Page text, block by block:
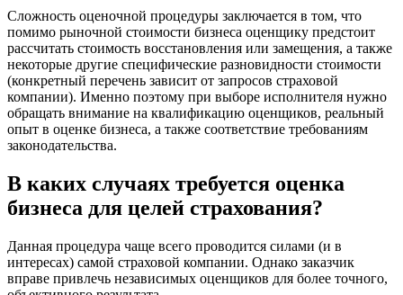
Сложность оценочной процедуры заключается в том, что
помимо рыночной стоимости бизнеса оценщику предстоит
рассчитать стоимость восстановления или замещения, а также
некоторые другие специфические разновидности стоимости
(конкретный перечень зависит от запросов страховой
компании). Именно поэтому при выборе исполнителя нужно
обращать внимание на квалификацию оценщиков, реальный
опыт в оценке бизнеса, а также соответствие требованиям
законодательства.
В каких случаях требуется оценка
бизнеса для целей страхования?
Данная процедура чаще всего проводится силами (и в
интересах) самой страховой компании. Однако заказчик
вправе привлечь независимых оценщиков для более точного,
Белово
Белогорск
Белорецк
Белореченск
Белоярский
Бердск
Березники
Биробиджан
Бирск
Благовещенск
Благодарный
Богородицк